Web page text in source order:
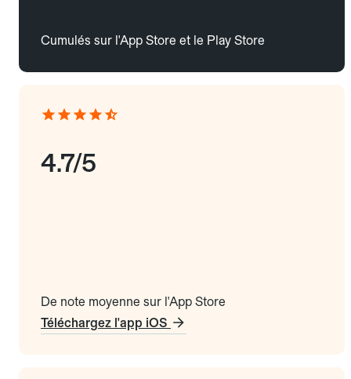
Cumulés sur l'App Store et le Play Store
4.7/5
De note moyenne sur l'App Store
Téléchargez l'app iOS